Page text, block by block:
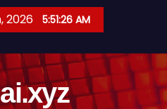
2026 5:51:27 AM